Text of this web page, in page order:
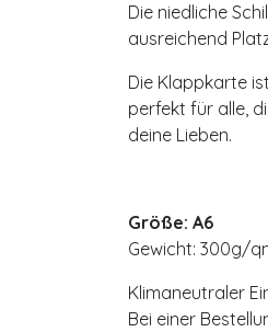
Die niedliche
ausreichend
Die Klappkarte
perfekt für alle,
deine Lieben.
Größe: A6
Gewicht: 300g/
Klimaneutraler
Bei einer